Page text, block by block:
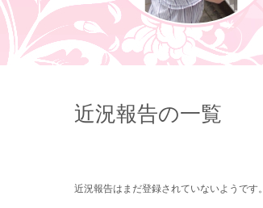
近況報告の一覧
近況報告はまだ登録されていないようです。